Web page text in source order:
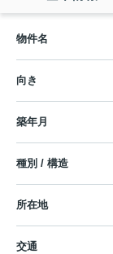
物件名
向き
築年月
種別 / 構造
所在地
交通